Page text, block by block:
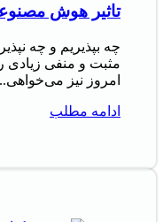
تاثیر هوش
چه بپذیریم و چه
مثبت و منفی زیادی
امروز نیز
ادامه مطلب